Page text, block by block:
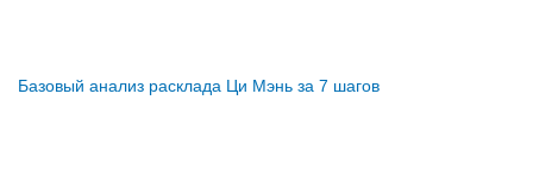
Базовый анализ расклада Ци Мэнь за 7 шагов